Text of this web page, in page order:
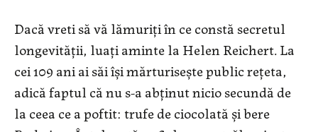
Dacă vreti să vă lămuriţi în ce constă secretul
longevităţii, luaţi aminte la Helen Reichert. La
cei 109 ani ai săi îşi mărturiseşte public reţeta,
adică faptul că nu s-a abținut nicio secundă de
la ceea ce a poftit: trufe de ciocolată și bere